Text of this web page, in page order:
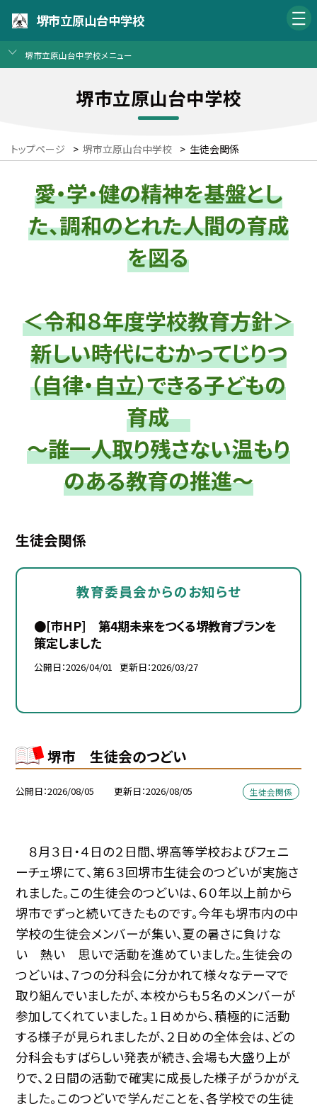
堺市立原山台中学校
堺市立原山台中学校メニュー
堺市立原山台中学校
トップページ > 堺市立原山台中学校 > 生徒会関係
愛・学・健の精神を基盤とし
た、調和のとれた人間の育成
を図る
＜令和８年度学校教育方針＞
新しい時代にむかってじりつ
（自律・自立）できる子どもの
育成
～誰一人取り残さない温もり
のある教育の推進～
生徒会関係
教育委員会からのお知らせ
●[市HP] 第4期未来をつくる堺教育プランを
策定しました
公開日 2026/04/01 更新日 2026/03/27
堺市 生徒会のつどい
公開日 2026/08/05 更新日 2026/08/05 生徒会関係
８月３日・４日の２日間、堺高等学校およびフェニ
ーチェ堺にて、第６３回堺市生徒会のつどいが実施さ
れました。この生徒会のつどいは、６０年以上前から
堺市でずっと続いてきたものです。今年も堺市内の中
学校の生徒会メンバーが集い、夏の暑さに負けな
い 熱い 思いで活動を進めていました。生徒会の
つどいは、７つの分科会に分かれて様々なテーマで
取り組んでいましたが、本校からも５名のメンバーが
参加してくれていました。１日めから、積極的に活動
する様子が見られましたが、２日めの全体会は、どの
分科会もすばらしい発表が続き、会場も大盛り上が
りで、２日間の活動で確実に成長した様子がうかがえ
ました。このつどいで学んだことを、各学校での生徒